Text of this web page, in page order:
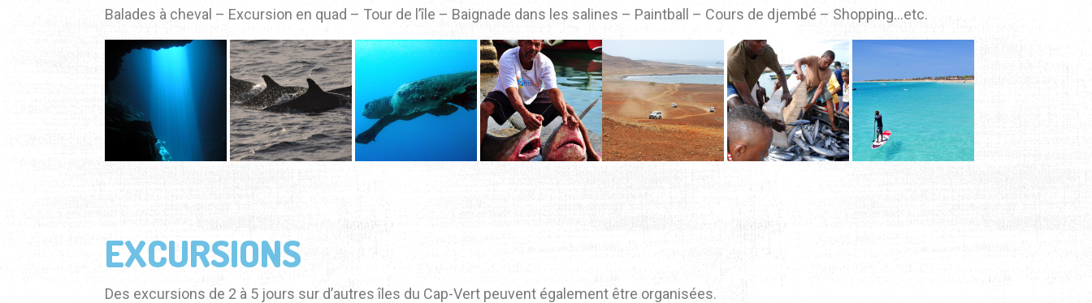
Balades à cheval – Excursion en quad – Tour de l’île – Baignade dans les salines – Paintball – Cours de djembé – Shopping…etc.
EXCURSIONS
Des excursions de 2 à 5 jours sur d’autres îles du Cap-Vert peuvent également être organisées.